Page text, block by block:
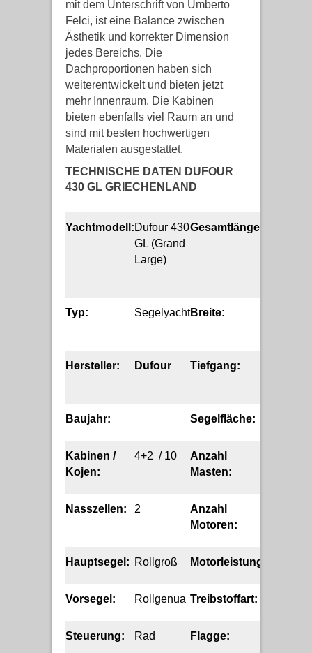
mit dem Unterschrift von Umberto
Felci, ist eine Balance zwischen
Ästhetik und korrekter Dimension
jedes Bereichs. Die
Dachproportionen haben sich
weiterentwickelt und bieten jetzt
mehr Innenraum. Die Kabinen
bieten ebenfalls viel Raum an und
sind mit besten hochwertigen
Materialen ausgestattet.
TECHNISCHE DATEN DUFOUR
430 GL GRIECHENLAND
Yachtmodell:Dufour 430
GL (Grand
Large)
Gesamtlänge:
Typ: SegelyachtBreite:
Hersteller: Dufour Tiefgang:
Baujahr: Segelfläche:
Kabinen /
Kojen:
4+2 / 10
Anzahl
Masten:
Nasszellen: 2
Anzahl
Motoren:
Hauptsegel: Rollgroß Motorleistung:
Vorsegel: Rollgenua Treibstoffart:
Steuerung: Rad Flagge: